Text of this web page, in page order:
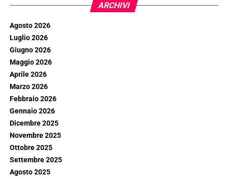
ARCHIVI
Agosto 2026
Luglio 2026
Giugno 2026
Maggio 2026
Aprile 2026
Marzo 2026
Febbraio 2026
Gennaio 2026
Dicembre 2025
Novembre 2025
Ottobre 2025
Settembre 2025
Agosto 2025